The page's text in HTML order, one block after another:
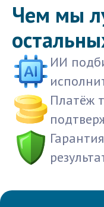
Чем мы
ИИ
Платёж